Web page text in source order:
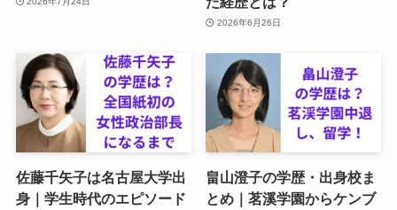
2026年6月26日
佐藤千矢子は名古屋大学出
身｜学生時代のエピソード
畠山澄子の学歴・出身校ま
とめ｜茗溪学園からケンブ